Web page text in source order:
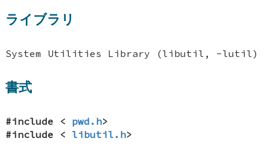
ライブラリ
System Utilities Library (libutil, -lutil)
書式
#include < pwd.h>
#include < libutil.h>